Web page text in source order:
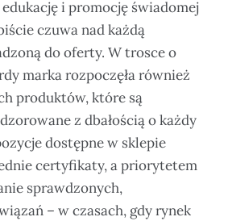
i promocję świadomej
czuwa nad każdą
do oferty. W trosce o
marka rozpoczęła również
produktów, które są
z dbałością o każdy
dostępne w sklepie
certyfikaty, a priorytetem
sprawdzonych,
– w czasach, gdy rynek